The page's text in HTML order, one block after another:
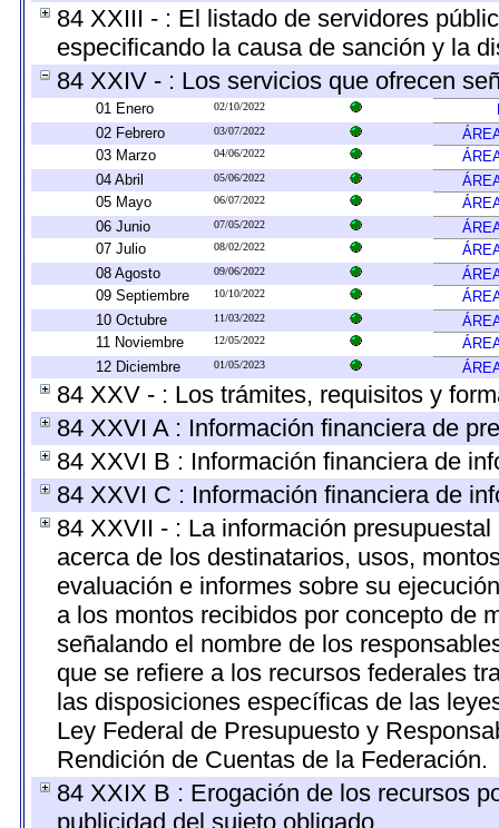
84 XXIII - : El listado de servidores
especificando la causa de sanción y la
84 XXIV - : Los servicios que ofrecen
01 Enero 02/10/2022
02 Febrero
03/07/2022
03 Marzo
04/06/2022
04 Abril
05/06/2022
05 Mayo
06/07/2022
06 Junio
07/05/2022
07 Julio
08/02/2022
08 Agosto
09/06/2022
09 Septiembre
10/10/2022
10 Octubre
11/03/2022
11 Noviembre
12/05/2022
12 Diciembre
01/05/2023
84 XXV - : Los trámites, requisitos y
84 XXVI A : Información financiera de
84 XXVI B : Información financiera de
84 XXVI C : Información financiera de
84 XXVII - : La información
acerca de los destinatarios, usos,
evaluación e informes sobre su
a los montos recibidos por concepto de
señalando el nombre de los
que se refiere a los recursos federales
las disposiciones específicas de las
Ley Federal de Presupuesto y
Rendición de Cuentas de la Federación.
84 XXIX B : Erogación de los recursos
publicidad del sujeto obligado.